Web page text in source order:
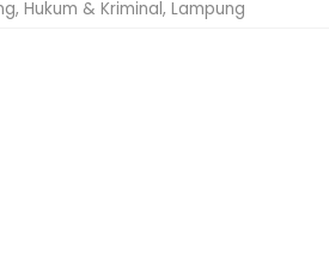
Berlandaskan Nilai Agama
2026, Dorong Kolaborasi
, Hukum & Kriminal, Lampung